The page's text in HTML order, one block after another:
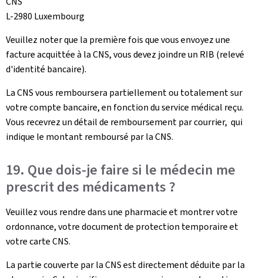
L-2980 Luxembourg
Veuillez noter que la première fois que vous envoyez une
facture acquittée à la CNS, vous devez joindre un RIB (relevé
d'identité bancaire).
La CNS vous remboursera partiellement ou totalement sur
votre compte bancaire, en fonction du service médical reçu.
Vous recevrez un détail de remboursement par courrier, qui
indique le montant remboursé par la CNS.
19. Que dois-je faire si le médecin me
prescrit des médicaments ?
Veuillez vous rendre dans une pharmacie et montrer votre
ordonnance, votre document de protection temporaire et
votre carte CNS.
La partie couverte par la CNS est directement déduite par la